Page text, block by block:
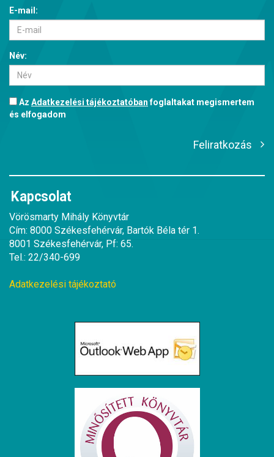
E-mail:
Név:
Az Adatkezelési tájékoztatóbanfoglaltakat megismertem
és elfogadom
Feliratkozás
Kapcsolat
Vörösmarty Mihály Könyvtár
Cím: 8000 Székesfehérvár, Bartók Béla tér 1.
8001 Székesfehérvár, Pf: 65.
Tel.: 22/340-699
Adatkezelési tájékoztató